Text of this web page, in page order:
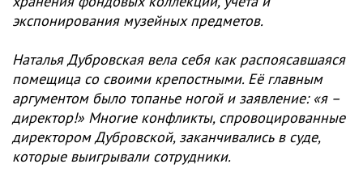
экспонирования музейных предметов.
Наталья Дубровская вела себя как распоясавшаяся
помещица со своими крепостными. Её главным
аргументом было топанье ногой и заявление: «я –
директор!» Многие конфликты, спровоцированные
директором Дубровской, заканчивались в суде,
которые выигрывали сотрудники.